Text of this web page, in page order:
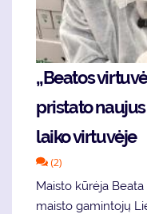
„Beatos
pristato
laiko virtuvėje
(2)
Maisto kūrėja
maisto gamintojų